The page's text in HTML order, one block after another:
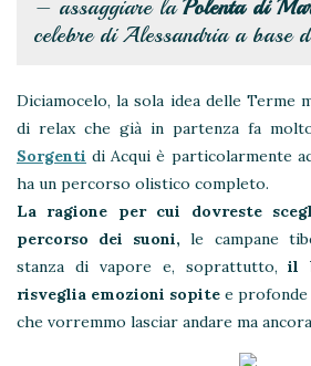
– assaggiare laPolenta di
celebre di Alessandria a base
Diciamocelo, la sola idea delle Terme
di relax che già in partenza fa
Sorgenti di Acqui è particolarmente
ha un percorso olistico completo.
La ragione per cui dovreste
percorso dei suoni, le campane
stanza di vapore e, soprattutto,il
risveglia emozioni sopite e
che vorremmo lasciar andare ma